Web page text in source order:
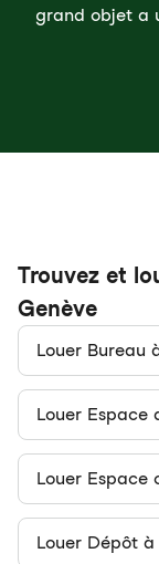
grand objet a
Trouvez et
Genève
Louer Bureau
Louer Espace
Louer Espace
Louer Dépôt à